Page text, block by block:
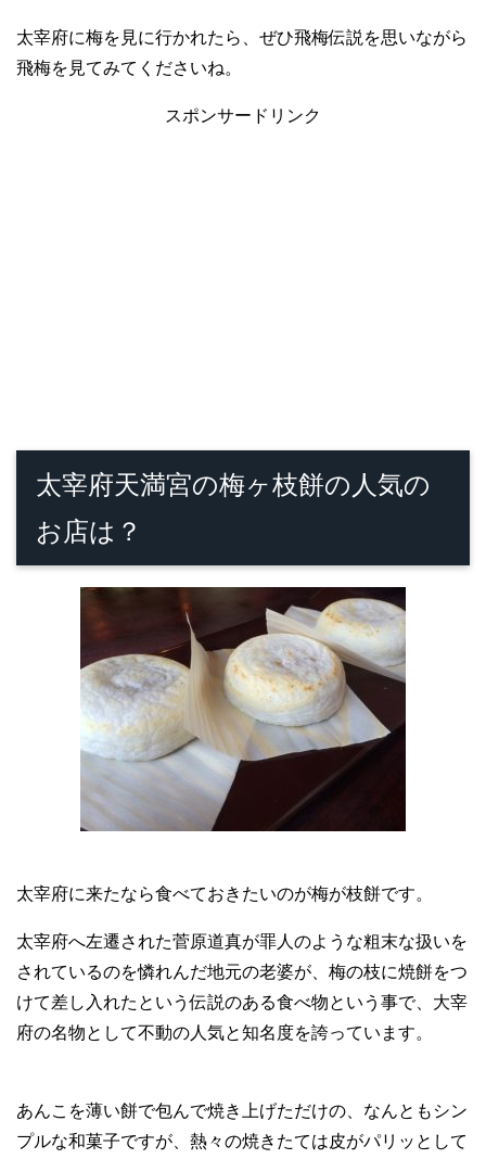
太宰府に梅を見に行かれたら、ぜひ飛梅伝説を思いながら
飛梅を見てみてくださいね。
スポンサードリンク
太宰府天満宮の梅ヶ枝餅の人気の
お店は？
太宰府に来たなら食べておきたいのが梅が枝餅です。
太宰府へ左遷された菅原道真が罪人のような粗末な扱いを
されているのを憐れんだ地元の老婆が、梅の枝に焼餅をつ
けて差し入れたという伝説のある食べ物という事で、大宰
府の名物として不動の人気と知名度を誇っています。
あんこを薄い餅で包んで焼き上げただけの、なんともシン
プルな和菓子ですが、熱々の焼きたては皮がパリッとして